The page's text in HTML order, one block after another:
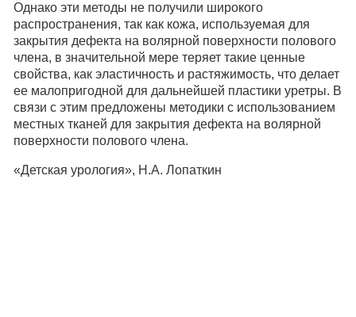
Однако эти методы не получили широкого
распространения, так как кожа, используемая для
закрытия дефекта на волярной поверхности полового
члена, в значительной мере теряет такие ценные
свойства, как эластичность и растяжимость, что делает
ее малопригодной для дальнейшей пластики уретры. В
связи с этим предложены методики с использованием
местных тканей для закрытия дефекта на волярной
поверхности полового члена.
«Детская урология», Н.А. Лопаткин